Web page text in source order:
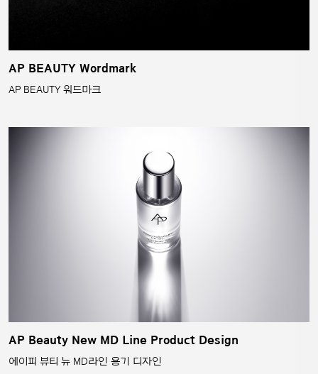
AP BEAUTY Wordmark
AP BEAUTY 워드마크
AP Beauty New MD Line Product Design
에이피 뷰티 뉴 MD라인 용기 디자인